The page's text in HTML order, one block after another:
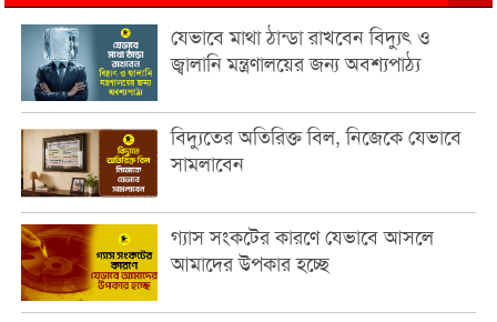
যেভাবে মাথা ঠান্ডা রাখবেন বিদ্যুৎ ও
জ্বালানি মন্ত্রণালয়ের জন্য অবশ্যপাঠ্য
বিদ্যুতের অতিরিক্ত বিল, নিজেকে যেভাবে
সামলাবেন
গ্যাস সংকটের কারণে যেভাবে আসলে
আমাদের উপকার হচ্ছে